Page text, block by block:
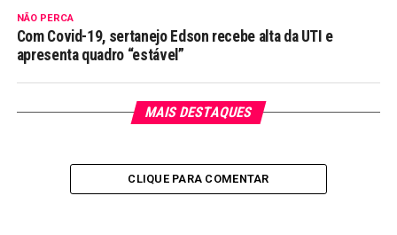
NÃO PERCA
Com Covid-19, sertanejo Edson recebe alta da UTI e
apresenta quadro “estável”
MAIS DESTAQUES
CLIQUE PARA COMENTAR